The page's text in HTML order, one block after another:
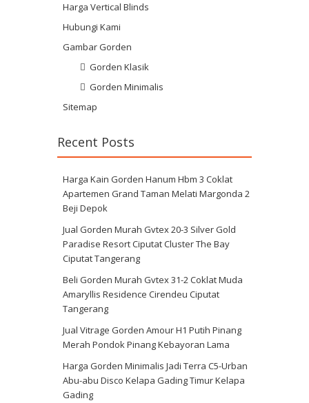
Harga Vertical Blinds
Hubungi Kami
Gambar Gorden
Gorden Klasik
Gorden Minimalis
Sitemap
Recent Posts
Harga Kain Gorden Hanum Hbm 3 Coklat
Apartemen Grand Taman Melati Margonda 2
Beji Depok
Jual Gorden Murah Gvtex 20-3 Silver Gold
Paradise Resort Ciputat Cluster The Bay
Ciputat Tangerang
Beli Gorden Murah Gvtex 31-2 Coklat Muda
Amaryllis Residence Cirendeu Ciputat
Tangerang
Jual Vitrage Gorden Amour H1 Putih Pinang
Merah Pondok Pinang Kebayoran Lama
Harga Gorden Minimalis Jadi Terra C5-Urban
Abu-abu Disco Kelapa Gading Timur Kelapa
Gading